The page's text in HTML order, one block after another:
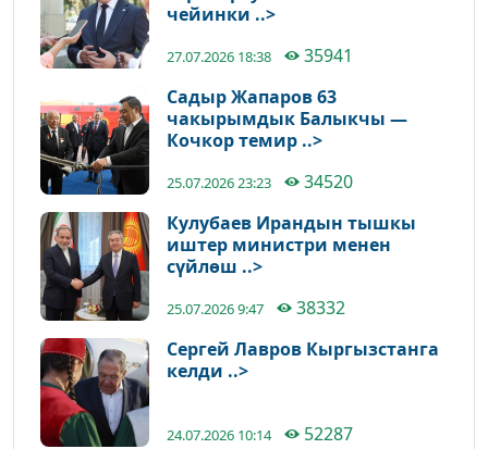
чейинки ..>
27.07.2026 18:38
35941
Садыр Жапаров 63
чакырымдык Балыкчы —
Кочкор темир ..>
25.07.2026 23:23
34520
Кулубаев Ирандын тышкы
иштер министри менен
сүйлөш ..>
25.07.2026 9:47
38332
Сергей Лавров Кыргызстанга
келди ..>
24.07.2026 10:14 52287